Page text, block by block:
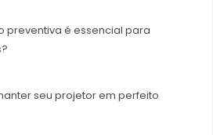
preventiva é essencial para
seu projetor em perfeito